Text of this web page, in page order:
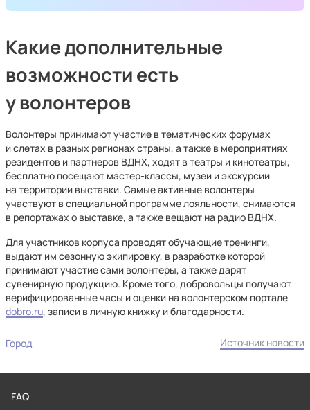
Какие дополнительные
возможности есть
у волонтеров
Волонтеры принимают участие в тематических форумах
и слетах в разных регионах страны, а также в мероприятиях
резидентов и партнеров ВДНХ, ходят в театры и кинотеатры,
бесплатно посещают мастер-классы, музеи и экскурсии
на территории выставки. Самые активные волонтеры
участвуют в специальной программе лояльности, снимаются
в репортажах о выставке, а также вещают на радио ВДНХ.
Для участников корпуса проводят обучающие тренинги,
выдают им сезонную экипировку, в разработке которой
принимают участие сами волонтеры, а также дарят
сувенирную продукцию. Кроме того, добровольцы получают
верифицированные часы и оценки на волонтерском портале
dobro.ru, записи в личную книжку и благодарности.
Город Источник новости
FAQ